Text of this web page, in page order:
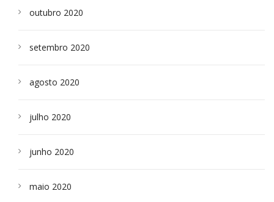
outubro 2020
setembro 2020
agosto 2020
julho 2020
junho 2020
maio 2020